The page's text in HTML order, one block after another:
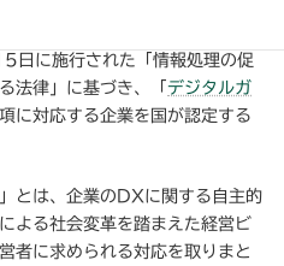
に施行された「情報処理の促
法律」に基づき、「 デジタルガ
に対応する企業を国が認定する
とは、企業のDXに関する自主的
よる社会変革を踏まえた経営ビ
者に求められる対応を取りまと